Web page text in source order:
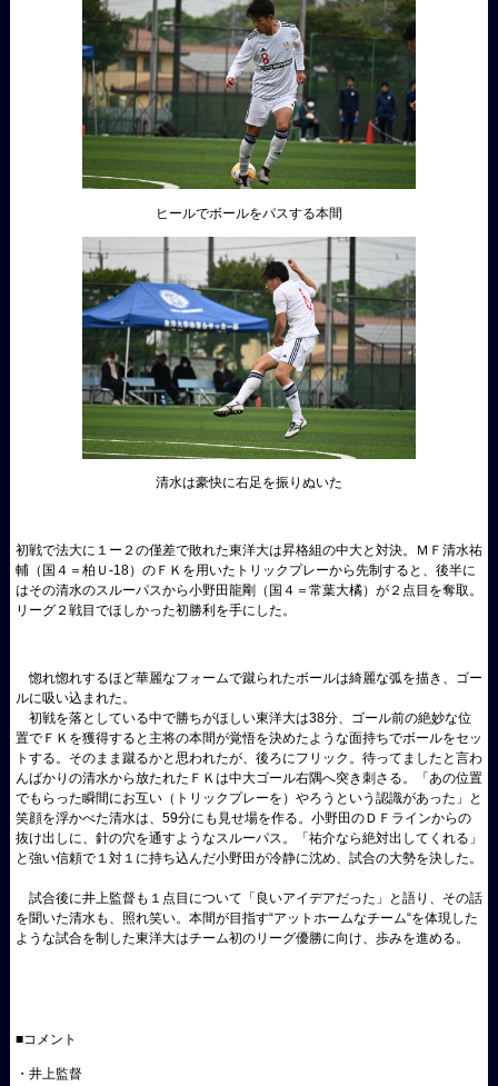
ヒールでボールをパスする本間
清水は豪快に右足を振りぬいた
初戦で法大に１ー２の僅差で敗れた東洋大は昇格組の中大と対決。ＭＦ清水祐
輔（国４＝柏Ｕ-18）のＦＫを用いたトリックプレーから先制すると、後半に
はその清水のスルーパスから小野田龍剛（国４＝常葉大橘）が２点目を奪取。
リーグ２戦目でほしかった初勝利を手にした。
惚れ惚れするほど華麗なフォームで蹴られたボールは綺麗な弧を描き、ゴー
ルに吸い込まれた。
初戦を落としている中で勝ちがほしい東洋大は38分、ゴール前の絶妙な位
置でＦＫを獲得すると主将の本間が覚悟を決めたような面持ちでボールをセッ
トする。そのまま蹴るかと思われたが、 後ろにフリック。待ってましたと言わ
んばかりの清水から放たれた ＦＫは中大ゴール右隅へ突き刺さる。「 あの位置
でもらった瞬間にお互い（トリックプレーを） やろうという認識があった」と
笑顔を浮かべた清水は、59分にも見せ場を作る。小野田のＤＦラインからの
抜け出しに、針の穴を通すようなスルーパス。「祐介なら絶対出してくれる」
と強い信頼で１対１に持ち込んだ小野田が冷静に沈め、試合の大勢を決した。
試合後に井上監督も１点目について「良いアイデアだった」と語り 、その話
を聞いた清水も、照れ笑い。本間が目指す“アットホームなチーム“を体現した
ような試合を制した東洋大はチーム初のリーグ優勝に向け、歩みを進める。
■コメント
・井上監督